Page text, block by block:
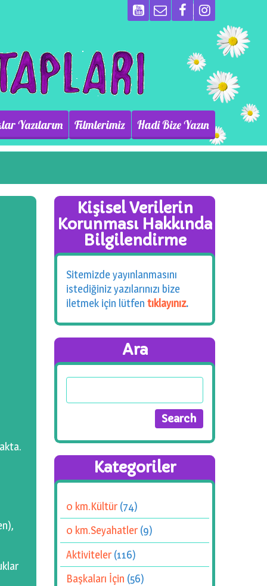
Yazılarım Filmlerimiz Hadi Bize Yazın
Kişisel Verilerin
Korunması Hakkında
Bilgilendirme
Sitemizde yayınlanmasını
istediğiniz yazılarınızı bize
iletmek için lütfen tıklayınız.
Ara
Kategoriler
0 km.Kültür(74)
0 km.Seyahatler(9)
Aktiviteler(116)
Başkaları İçin (56)